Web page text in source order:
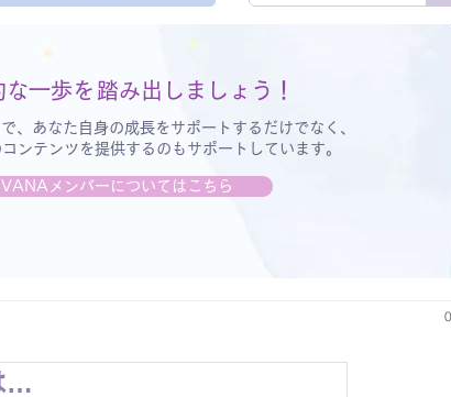
な一歩を
、あなた自身の成長をサポートするだけでなく、
ンテンツを提供するのもサポートしています。
メンバーについてはこちら
踏み出しましょう！
…
0